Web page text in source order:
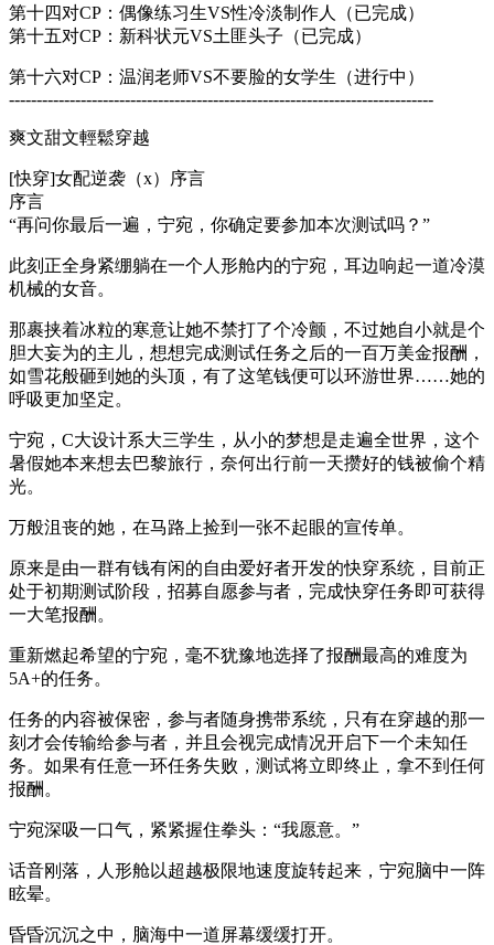
第十四对CP：偶像练习生VS性冷淡制作人（已完成）
第十五对CP：新科状元VS土匪头子（已完成）
第十六对CP：温润老师VS不要脸的女学生（进行中）
-----------------------------------------------------------------------------
爽文甜文輕鬆穿越
[快穿]女配逆袭（x）序言
序言
“再问你最后一遍，宁宛，你确定要参加本次测试吗？”
此刻正全身紧绷躺在一个人形舱内的宁宛，耳边响起一道冷漠
机械的女音。
那裹挟着冰粒的寒意让她不禁打了个冷颤，不过她自小就是个
胆大妄为的主儿，想想完成测试任务之后的一百万美金报酬，
如雪花般砸到她的头顶，有了这笔钱便可以环游世界……她的
呼吸更加坚定。
宁宛，C大设计系大三学生，从小的梦想是走遍全世界，这个
暑假她本来想去巴黎旅行，奈何出行前一天攒好的钱被偷个精
光。
万般沮丧的她，在马路上捡到一张不起眼的宣传单。
原来是由一群有钱有闲的自由爱好者开发的快穿系统，目前正
处于初期测试阶段，招募自愿参与者，完成快穿任务即可获得
一大笔报酬。
重新燃起希望的宁宛，毫不犹豫地选择了报酬最高的难度为
5A+的任务。
任务的内容被保密，参与者随身携带系统，只有在穿越的那一
刻才会传输给参与者，并且会视完成情况开启下一个未知任
务。如果有任意一环任务失败，测试将立即终止，拿不到任何
报酬。
宁宛深吸一口气，紧紧握住拳头：“我愿意。”
话音刚落，人形舱以超越极限地速度旋转起来，宁宛脑中一阵
眩晕。
昏昏沉沉之中，脑海中一道屏幕缓缓打开。